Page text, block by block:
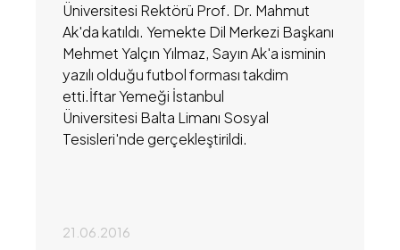
Üniversitesi Rektörü Prof. Dr. Mahmut
Ak'da katıldı. Yemekte Dil Merkezi Başkanı
Mehmet Yalçın Yılmaz, Sayın Ak'a isminin
yazılı olduğu futbol forması takdim
etti.İftar Yemeği İstanbul
Üniversitesi Balta Limanı Sosyal
Tesisleri'nde gerçekleştirildi.
21.06.2016